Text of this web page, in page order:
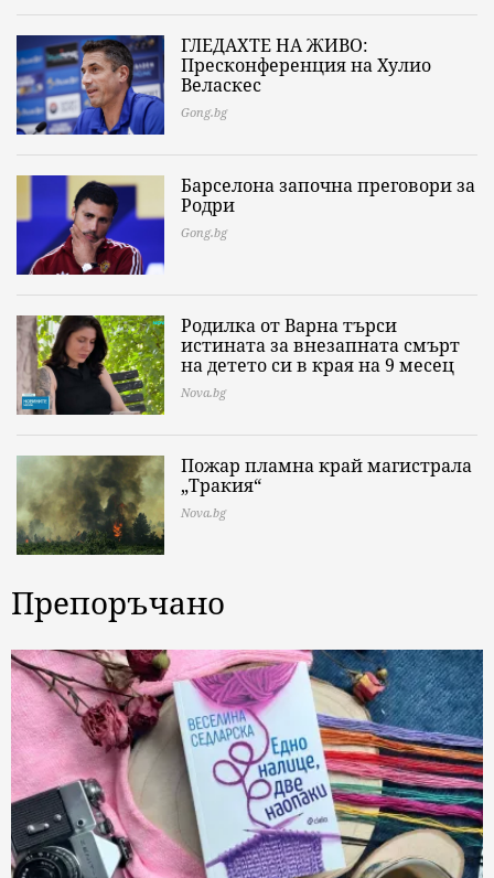
ГЛЕДАХТЕ НА ЖИВО:
Пресконференция на Хулио
Веласкес
Gong.bg
Барселона започна преговори за
Родри
Gong.bg
Родилка от Варна търси
истината за внезапната смърт
на детето си в края на 9 месец
Nova.bg
Пожар пламна край магистрала
„Тракия“
Nova.bg
Препоръчано